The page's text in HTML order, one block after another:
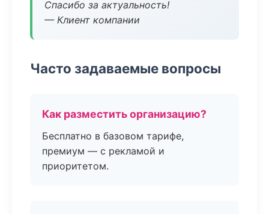
Спасибо за актуальность!
— Клиент компании
Часто задаваемые вопросы
Как разместить организацию?
Бесплатно в базовом тарифе,
премиум — с рекламой и
приоритетом.